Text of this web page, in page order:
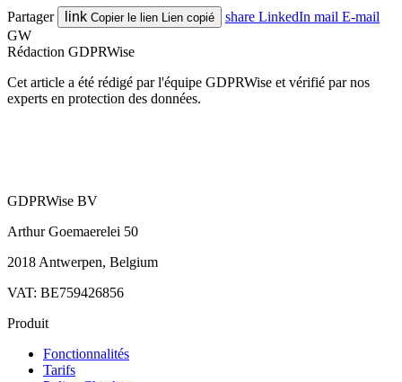
Partager link Copier le lien Lien copié share LinkedIn mail E-mail
GW
Rédaction GDPRWise
Cet article a été rédigé par l'équipe GDPRWise et vérifié par nos
experts en protection des données.
GDPRWise BV
Arthur Goemaerelei 50
2018 Antwerpen, Belgium
VAT: BE759426856
Produit
Fonctionnalités
Tarifs